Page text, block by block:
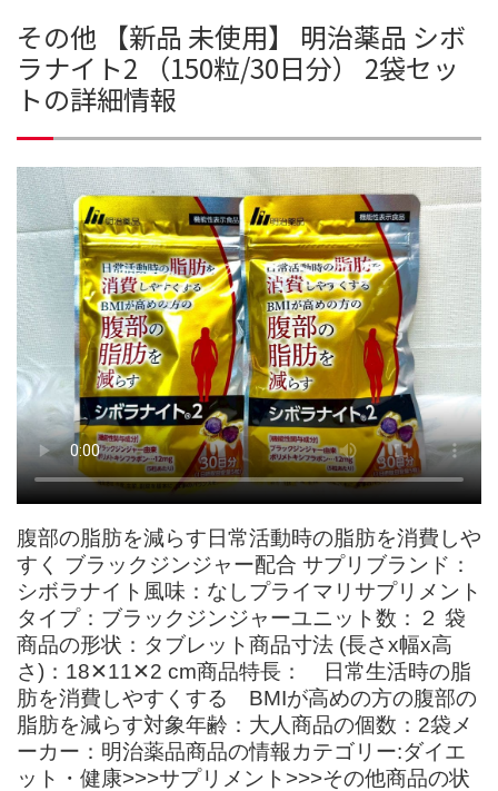
その他 【新品 未使用】 明治薬品 シボ
ラナイト2 （150粒/30日分） 2袋セッ
トの詳細情報
腹部の脂肪を減らす日常活動時の脂肪を消費しや
すく ブラックジンジャー配合 サプリブランド：
シボラナイト風味：なしプライマリサプリメント
タイプ：ブラックジンジャーユニット数：２ 袋
商品の形状：タブレット商品寸法 (長さx幅x高
さ)：18✕11✕2 cm商品特長： 日常生活時の脂
肪を消費しやすくする BMIが高めの方の腹部の
脂肪を減らす対象年齢：大人商品の個数：2袋メ
ーカー：明治薬品商品の情報カテゴリー:ダイエ
ット・健康>>>サプリメント>>>その他商品の状